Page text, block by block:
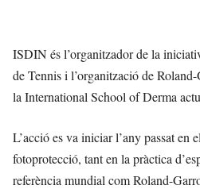
ISDIN és l’organitzador de la
de Tennis i l’organització de
la International School of Derma
L’acció es va iniciar l’any passat
fotoprotecció, tant en la pràctica
referència mundial com Roland-